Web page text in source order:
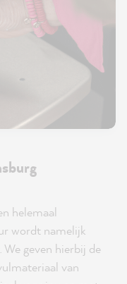
helemaal
wordt namelijk
geven hierbij de
van